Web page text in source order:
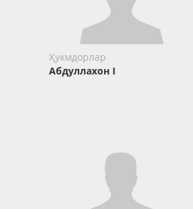
Ҳукмдорлар
Абдуллахон I